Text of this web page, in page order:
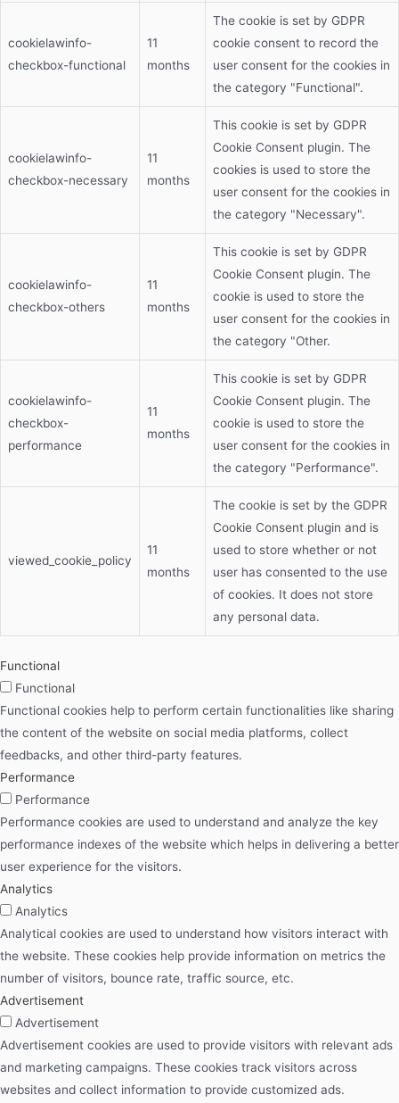
cookielawinfo-
checkbox-functional
11
months
The cookie is set by GDPR
cookie consent to record the
user consent for the cookies in
the category "Functional".
cookielawinfo-
checkbox-necessary
11
months
This cookie is set by GDPR
Cookie Consent plugin. The
cookies is used to store the
user consent for the cookies in
the category "Necessary".
cookielawinfo-
checkbox-others
11
months
This cookie is set by GDPR
Cookie Consent plugin. The
cookie is used to store the
user consent for the cookies in
the category "Other.
cookielawinfo-
checkbox-
performance
11
months
This cookie is set by GDPR
Cookie Consent plugin. The
cookie is used to store the
user consent for the cookies in
the category "Performance".
viewed_cookie_policy
11
months
The cookie is set by the GDPR
Cookie Consent plugin and is
used to store whether or not
user has consented to the use
of cookies. It does not store
any personal data.
Functional
Functional
Functional cookies help to perform certain functionalities like sharing
the content of the website on social media platforms, collect
feedbacks, and other third-party features.
Performance
Performance
Performance cookies are used to understand and analyze the key
performance indexes of the website which helps in delivering a better
user experience for the visitors.
Analytics
Analytics
Analytical cookies are used to understand how visitors interact with
the website. These cookies help provide information on metrics the
number of visitors, bounce rate, traffic source, etc.
Advertisement
Advertisement
Advertisement cookies are used to provide visitors with relevant ads
and marketing campaigns. These cookies track visitors across
websites and collect information to provide customized ads.